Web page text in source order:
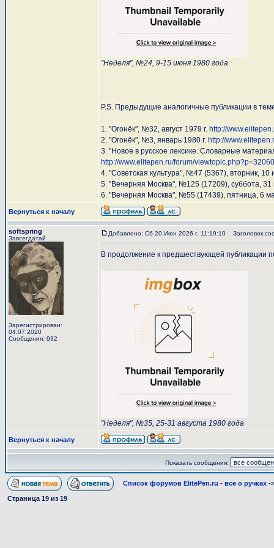
"Неделя", №24, 9-15 июня 1980 года
P.S. Предыдущие аналогичные публикации в
1. "Огонёк", №32, август 1979 г. http://
2. "Огонёк", №3, январь 1980 г. http://
3. "Новое в русское лексике. Словарные
http://www.elitepen.ru/forum/
4. "Советская культура", №47 (5367), вторник,
5. "Вечерняя Москва", №125 (17209), суббота,
6. "Вечерняя Москва", №55 (17439), пятница, 6
Вернуться к началу
softspring
Завсегдатай
Зарегистрирован:
04.07.2020
Сообщения: 932
Добавлено: Сб 20 Июн 2026 г. 11:19:10 Заголовок
В продолжение к предшествующей публикации
"Неделя", №35, 25-31 августа 1980 года
Вернуться к началу
Показать сообщения:
Список форумов ElitePen.ru - все о ручках -
Страница 19 из 19